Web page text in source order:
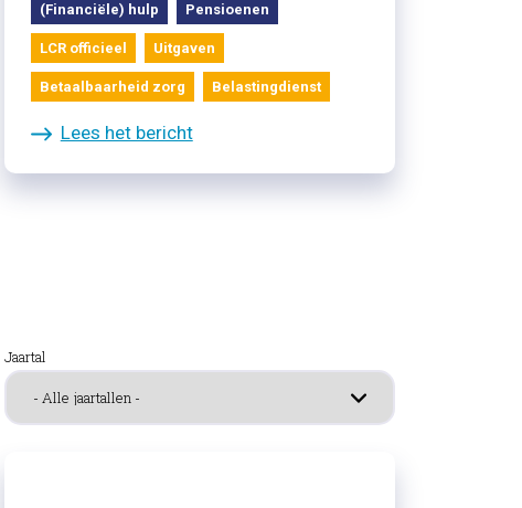
(Financiële) hulp Pensioenen
LCR officieel Uitgaven
Betaalbaarheid zorg Belastingdienst
Lees het bericht
Jaartal